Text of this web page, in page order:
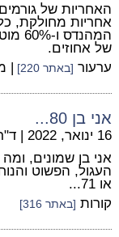
האחריות של
של אחוזים.
ערעור [באתר 220] |
אני בן 80...
16 ינואר, 2022 |
אני בן שמונים,
או 71...
קורות [באתר 316]